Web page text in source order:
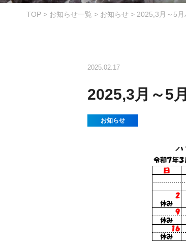
TOP > お知らせ一覧 > お知らせ > 2025,3月～5
2025.02.17
2025,3月～5
お知らせ